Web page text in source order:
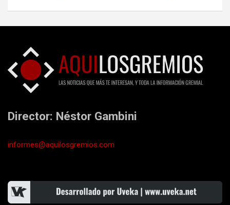
Director: Néstor Gambini
informes@aquilosgremios.com